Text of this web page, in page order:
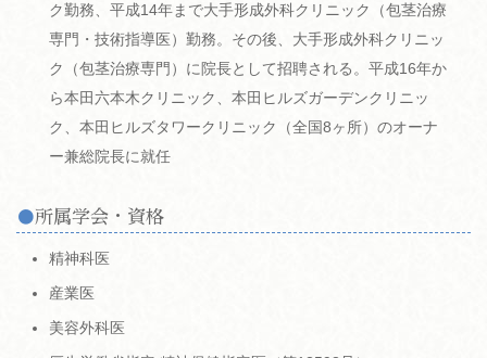
ク勤務、平成14年まで大手形成外科クリニック（包茎治療
専門・技術指導医）勤務。その後、大手形成外科クリニッ
ク（包茎治療専門）に院長として招聘される。平成16年か
ら本田六本木クリニック、本田ヒルズガーデンクリニッ
ク、本田ヒルズタワークリニック（全国8ヶ所）のオーナ
ー兼総院長に就任
所属学会・資格
精神科医
産業医
美容外科医